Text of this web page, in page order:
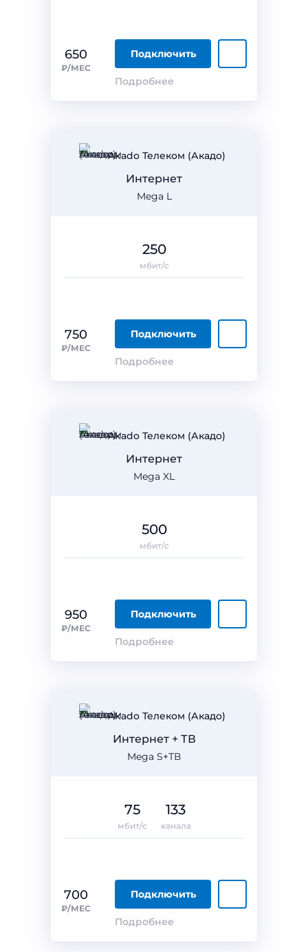
650
₽/МЕС
Подключить
Подробнее
Akado Телеком (Акадо)
Mega L
Интернет
750
₽/МЕС
Подключить
Подробнее
250
мбит/с
Akado Телеком (Акадо)
Mega XL
Интернет
950
₽/МЕС
Подключить
Подробнее
500
мбит/с
Akado Телеком (Акадо)
Mega S+ТВ
Интернет + ТВ
700
₽/МЕС
Подключить
Подробнее
75
мбит/с
133
канала